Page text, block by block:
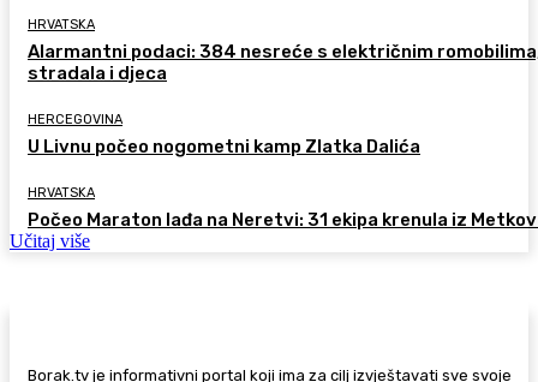
HRVATSKA
Alarmantni podaci: 384 nesreće s električnim
stradala i djeca
HERCEGOVINA
U Livnu počeo nogometni kamp Zlatka Dalića
HRVATSKA
Počeo Maraton lađa na Neretvi: 31 ekipa krenula iz
Učitaj više
Borak.tv je informativni portal koji ima za cilj izvještavati sve svoje